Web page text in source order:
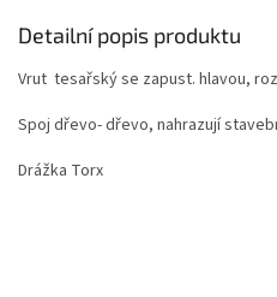
Detailní popis produktu
Vrut tesařský se zapust. hlavou,
Spoj dřevo- dřevo, nahrazují
Drážka Torx